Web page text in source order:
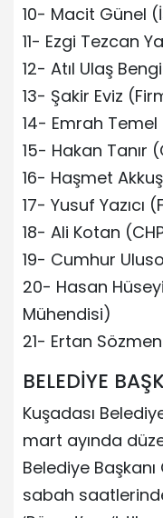
10- Macit Günel
11- Ezgi Tezcan
12- Atıl Ulaş
13- Şakir Eviz
14- Emrah
15- Hakan Tanır
16- Haşmet
17- Yusuf Yazıcı
18- Ali Kotan
19- Cumhur
20- Hasan
Mühendisi)
21- Ertan
BELEDİYE
Kuşadası
mart ayında
Belediye
sabah